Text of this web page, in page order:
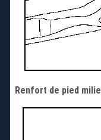
Renfort de pied